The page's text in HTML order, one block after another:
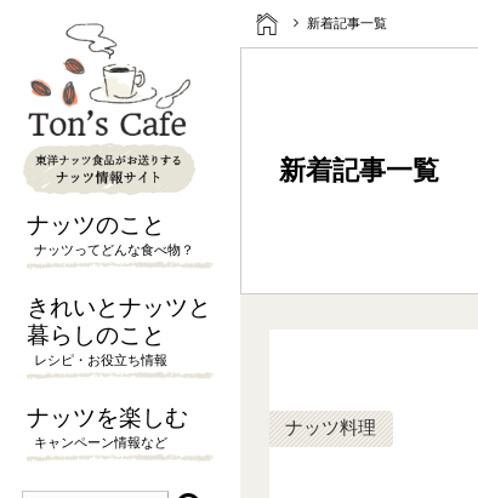
ナッツのこと
ナッツってどんな食べ物？
きれいとナッツと
暮らしのこと
レシピ・お役立ち情報
ナッツを楽しむ
キャンペーン情報など
新着記事一覧
新着記事一覧
ナッツ料理